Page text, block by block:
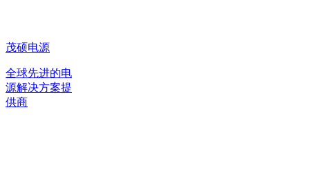
茂硕电源
全球先进的电
源解决方案提
供商